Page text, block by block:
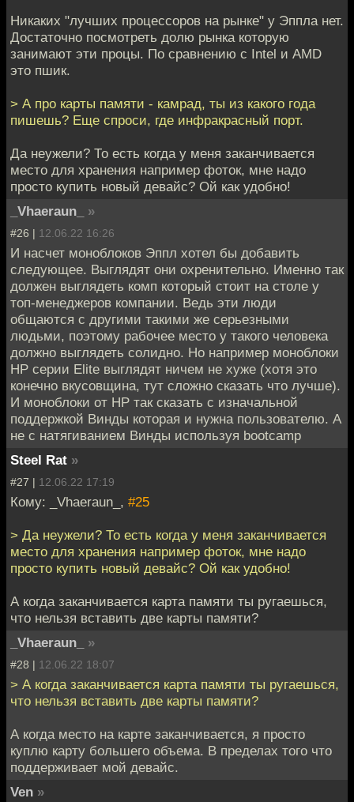
Никаких "лучших процессоров на рынке" у Эппла нет.
Достаточно посмотреть долю рынка которую
занимают эти процы. По сравнению с Intel и AMD
это пшик.
> А про карты памяти - камрад, ты из какого года
пишешь? Еще спроси, где инфракрасный порт.
Да неужели? То есть когда у меня заканчивается
место для хранения например фоток, мне надо
просто купить новый девайс? Ой как удобно!
_Vhaeraun_
»
#26 | 12.06.22 16:26
И насчет моноблоков Эппл хотел бы добавить
следующее. Выглядят они охренительно. Именно так
должен выглядеть комп который стоит на столе у
топ-менеджеров компании. Ведь эти люди
общаются с другими такими же серьезными
людьми, поэтому рабочее место у такого человека
должно выглядеть солидно. Но например моноблоки
HP серии Elite выглядят ничем не хуже (хотя это
конечно вкусовщина, тут сложно сказать что лучше).
И моноблоки от HP так сказать с изначальной
поддержкой Винды которая и нужна пользователю. А
не с натягиванием Винды используя bootcamp
Steel Rat »
#27 | 12.06.22 17:19
Кому: _Vhaeraun_, #25
> Да неужели? То есть когда у меня заканчивается
место для хранения например фоток, мне надо
просто купить новый девайс? Ой как удобно!
А когда заканчивается карта памяти ты ругаешься,
что нельзя вставить две карты памяти?
_Vhaeraun_
»
#28 | 12.06.22 18:07
> А когда заканчивается карта памяти ты ругаешься,
что нельзя вставить две карты памяти?
А когда место на карте заканчивается, я просто
куплю карту большего объема. В пределах того что
поддерживает мой девайс.
Ven »